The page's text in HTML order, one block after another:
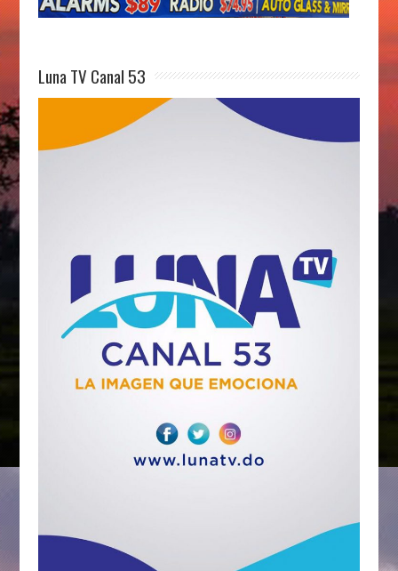
Luna TV Canal 53